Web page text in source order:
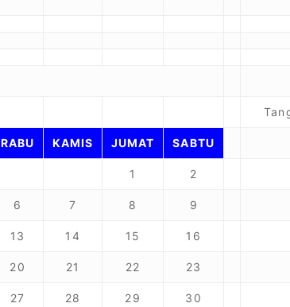
RABU KAMIS JUMAT SABTU
1 2
6 7 8 9
13 14 15 16
20 21 22 23
27 28 29 30